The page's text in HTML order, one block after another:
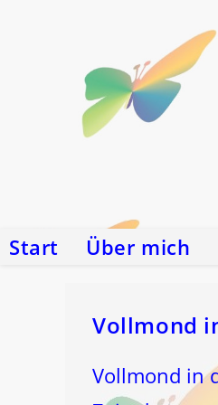
Start Über mich
Vollmond
Vollmond in